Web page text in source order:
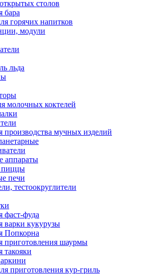
столов
бара
горячих напитков
модули
льда
молочных коктелей
производства мучных изделий
аппараты
пиццы
печи
тестоокруглители
фаст-фуда
варки кукурузы
Попкорна
приготовления шаурмы
такояки
приготовления кур-гриль